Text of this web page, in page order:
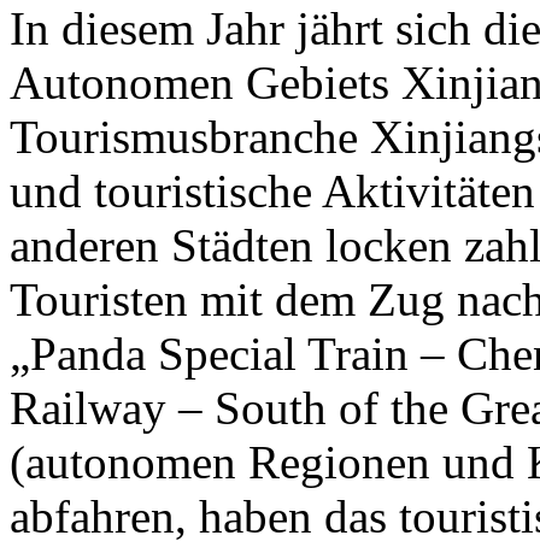
In diesem Jahr jährt sich
Autonomen Gebiets
Tourismusbranche
und touristische
anderen Städten locken
Touristen mit dem Zug
„Panda Special Train –
Railway – South of the
(autonomen Regionen
abfahren, haben das